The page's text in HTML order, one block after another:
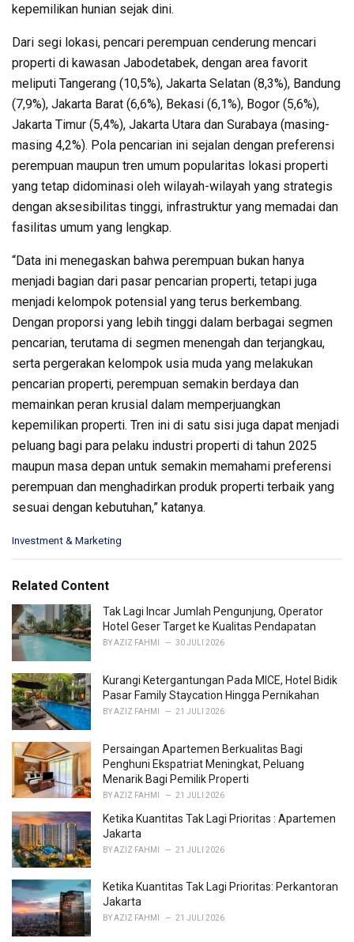
kepemilikan hunian sejak dini.
Dari segi lokasi, pencari perempuan cenderung mencari
properti di kawasan Jabodetabek, dengan area favorit
meliputi Tangerang (10,5%), Jakarta Selatan (8,3%), Bandung
(7,9%), Jakarta Barat (6,6%), Bekasi (6,1%), Bogor (5,6%),
Jakarta Timur (5,4%), Jakarta Utara dan Surabaya (masing-
masing 4,2%). Pola pencarian ini sejalan dengan preferensi
perempuan maupun tren umum popularitas lokasi properti
yang tetap didominasi oleh wilayah-wilayah yang strategis
dengan aksesibilitas tinggi, infrastruktur yang memadai dan
fasilitas umum yang lengkap.
“Data ini menegaskan bahwa perempuan bukan hanya
menjadi bagian dari pasar pencarian properti, tetapi juga
menjadi kelompok potensial yang terus berkembang.
Dengan proporsi yang lebih tinggi dalam berbagai segmen
pencarian, terutama di segmen menengah dan terjangkau,
serta pergerakan kelompok usia muda yang melakukan
pencarian properti, perempuan semakin berdaya dan
memainkan peran krusial dalam memperjuangkan
kepemilikan properti. Tren ini di satu sisi juga dapat menjadi
peluang bagi para pelaku industri properti di tahun 2025
maupun masa depan untuk semakin memahami preferensi
perempuan dan menghadirkan produk properti terbaik yang
sesuai dengan kebutuhan,” katanya.
C
e
o
r
i
:
Investment & Marketing
Related Content
Tak Lagi Incar Jumlah Pengunjung, Operator
Hotel Geser Target ke Kualitas Pendapatan
BYAZIZ FAHMI 30 JULI 2026
Kurangi Ketergantungan Pada MICE, Hotel Bidik
Pasar Family Staycation Hingga Pernikahan
BYAZIZ FAHMI 21 JULI 2026
Persaingan Apartemen Berkualitas Bagi
Penghuni Ekspatriat Meningkat, Peluang
Menarik Bagi Pemilik Properti
BYAZIZ FAHMI 21 JULI 2026
Ketika Kuantitas Tak Lagi Prioritas : Apartemen
Jakarta
BYAZIZ FAHMI 21 JULI 2026
Ketika Kuantitas Tak Lagi Prioritas: Perkantoran
Jakarta
BYAZIZ FAHMI 21 JULI 2026